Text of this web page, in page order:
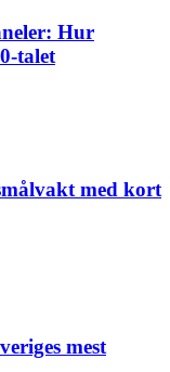
Hur
talet
med kort
mest